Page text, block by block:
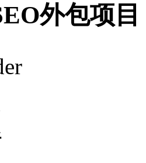
外包项目